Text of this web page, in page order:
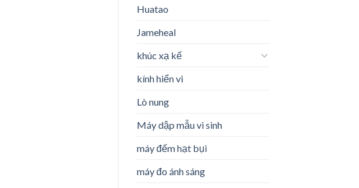
Huatao
Jameheal
khúc xạ kế
kính hiển vi
Lò nung
Máy dập mẫu vi sinh
máy đếm hạt bụi
máy đo ánh sáng